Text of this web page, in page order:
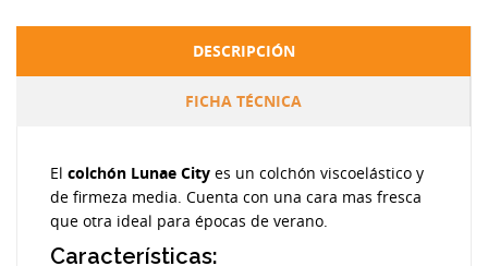
DESCRIPCIÓN
FICHA TÉCNICA
El colchón Lunae City es un colchón viscoelástico y
de firmeza media. Cuenta con una cara mas fresca
que otra ideal para épocas de verano.
Características: